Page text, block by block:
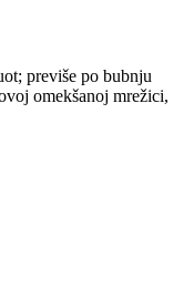
previše po bubnju
omekšanoj mrežici,